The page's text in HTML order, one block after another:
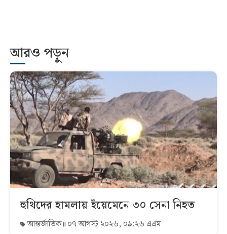
আরও পড়ুন
হুথিদের হামলায় ইয়েমেনে ৩০ সেনা নিহত
আন্তর্জাতিক ০৭ আগস্ট ২০২৬, ০৯:২৬ এএম